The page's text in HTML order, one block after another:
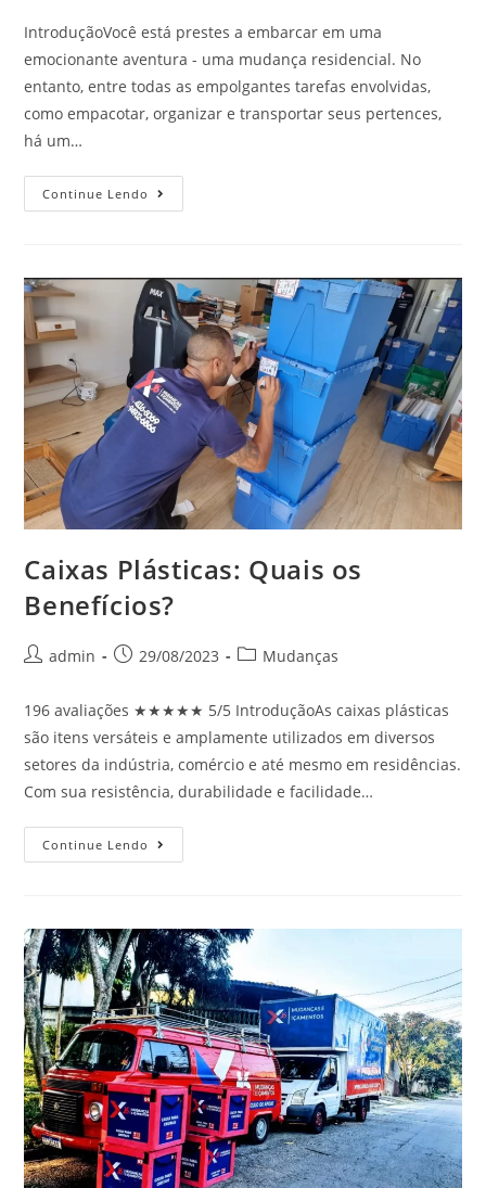
IntroduçãoVocê está prestes a embarcar em uma
emocionante aventura - uma mudança residencial. No
entanto, entre todas as empolgantes tarefas envolvidas,
como empacotar, organizar e transportar seus pertences,
há um…
Continue Lendo
Caixas Plásticas: Quais os
Benefícios?
admin 29/08/2023 Mudanças
196 avaliações ★★★★★ 5/5 IntroduçãoAs caixas plásticas
são itens versáteis e amplamente utilizados em diversos
setores da indústria, comércio e até mesmo em residências.
Com sua resistência, durabilidade e facilidade…
Continue Lendo